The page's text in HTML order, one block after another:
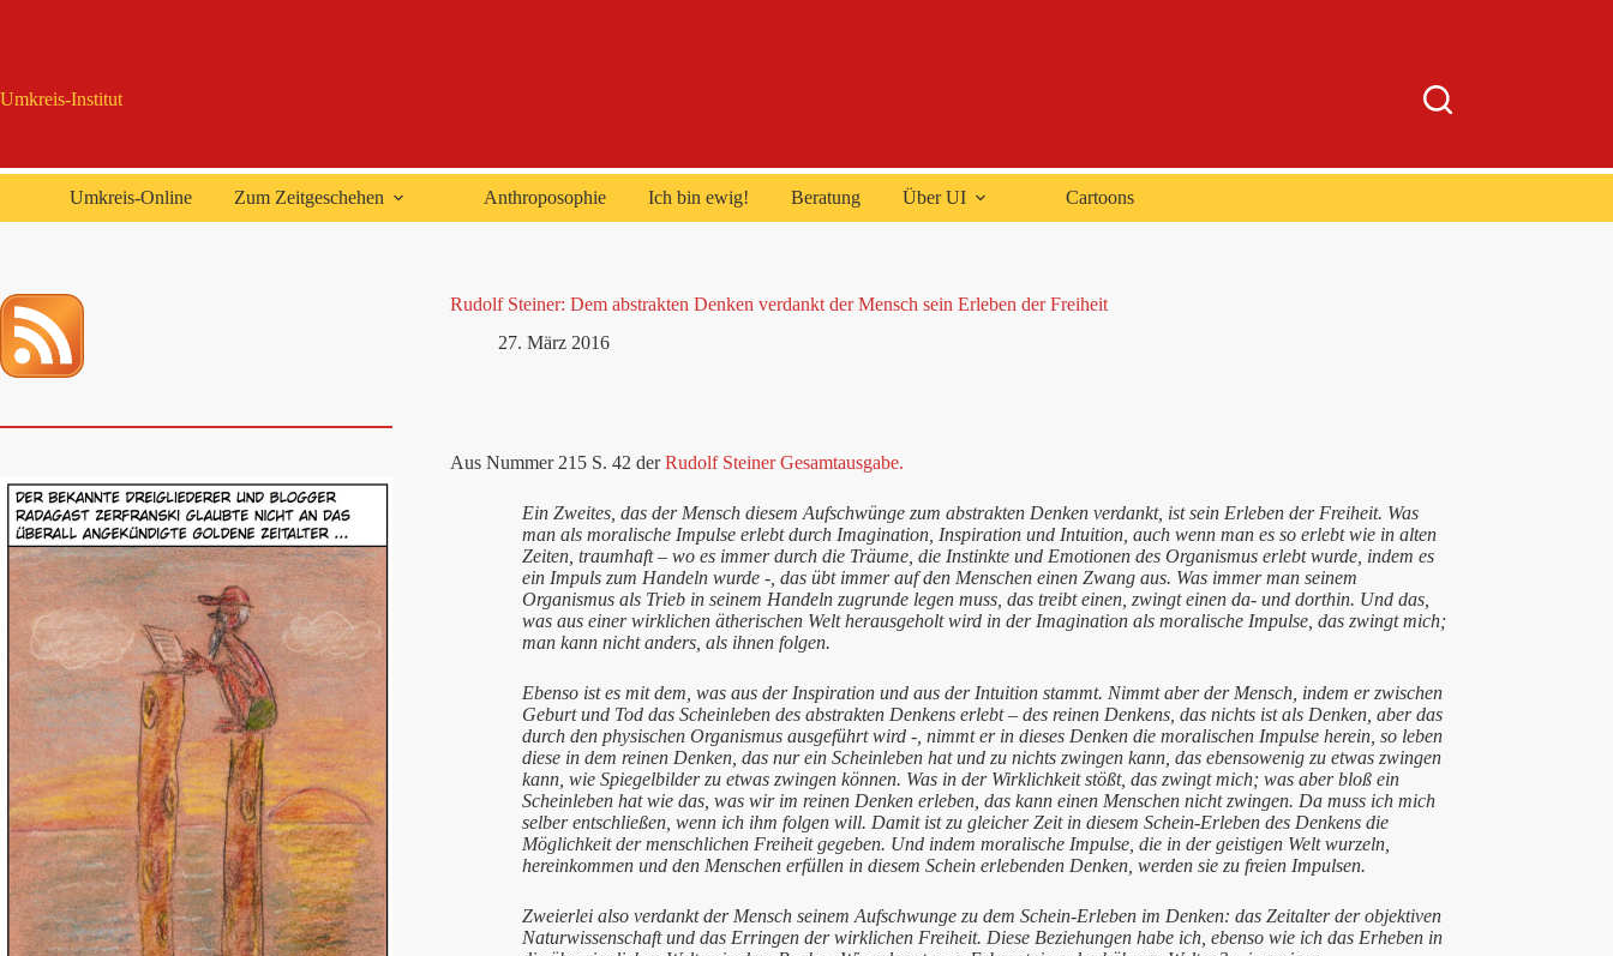
Umkreis-Institut
Umkreis-Online Zum Zeitgeschehen Anthroposophie Ich bin ewig! Beratung Über UI Cartoons
Rudolf Steiner: Dem abstrakten Denken verdankt der Mensch sein Erleben der Freiheit
27. März 2016
Aus Nummer 215 S. 42 derRudolf Steiner Gesamtausgabe.
Ein Zweites, das der Mensch diesem Aufschwünge zum abstrakten Denken verdankt, ist sein Erleben der Freiheit. Was
man als moralische Impulse erlebt durch Imagination, Inspiration und Intuition, auch wenn man es so erlebt wie in alten
Zeiten, traumhaft – wo es immer durch die Träume, die Instinkte und Emotionen des Organismus erlebt wurde, indem es
ein Impuls zum Handeln wurde -, das übt immer auf den Menschen einen Zwang aus. Was immer man seinem
Organismus als Trieb in seinem Handeln zugrunde legen muss, das treibt einen, zwingt einen da- und dorthin. Und das,
was aus einer wirklichen ätherischen Welt herausgeholt wird in der Imagination als moralische Impulse, das zwingt mich;
man kann nicht anders, als ihnen folgen.
Ebenso ist es mit dem, was aus der Inspiration und aus der Intuition stammt. Nimmt aber der Mensch, indem er zwischen
Geburt und Tod das Scheinleben des abstrakten Denkens erlebt – des reinen Denkens, das nichts ist als Denken, aber das
durch den physischen Organismus ausgeführt wird -, nimmt er in dieses Denken die moralischen Impulse herein, so leben
diese in dem reinen Denken, das nur ein Scheinleben hat und zu nichts zwingen kann, das ebensowenig zu etwas zwingen
kann, wie Spiegelbilder zu etwas zwingen können. Was in der Wirklichkeit stößt, das zwingt mich; was aber bloß ein
Scheinleben hat wie das, was wir im reinen Denken erleben, das kann einen Menschen nicht zwingen. Da muss ich mich
selber entschließen, wenn ich ihm folgen will. Damit ist zu gleicher Zeit in diesem Schein-Erleben des Denkens die
Möglichkeit der menschlichen Freiheit gegeben. Und indem moralische Impulse, die in der geistigen Welt wurzeln,
hereinkommen und den Menschen erfüllen in diesem Schein erlebenden Denken, werden sie zu freien Impulsen.
Zweierlei also verdankt der Mensch seinem Aufschwunge zu dem Schein-Erleben im Denken: das Zeitalter der objektiven
Naturwissenschaft und das Erringen der wirklichen Freiheit. Diese Beziehungen habe ich, ebenso wie ich das Erheben in